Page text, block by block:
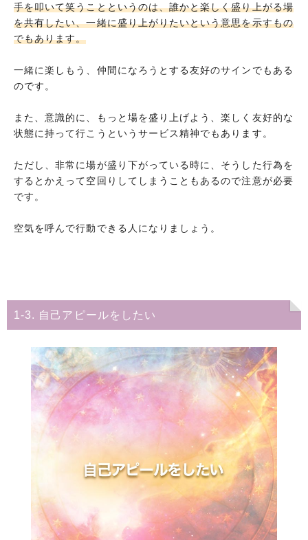
手を叩いて笑うことというのは、誰かと楽しく盛り上がる場
を共有したい、一緒に盛り上がりたいという意思を示すもの
でもあります。
一緒に楽しもう、仲間になろうとする友好のサインでもある
のです。
また、意識的に、もっと場を盛り上げよう、楽しく友好的な
状態に持って行こうというサービス精神でもあります。
ただし、非常に場が盛り下がっている時に、そうした行為を
するとかえって空回りしてしまうこともあるので注意が必要
です。
空気を呼んで行動できる人になりましょう。
1-3. 自己アピールをしたい